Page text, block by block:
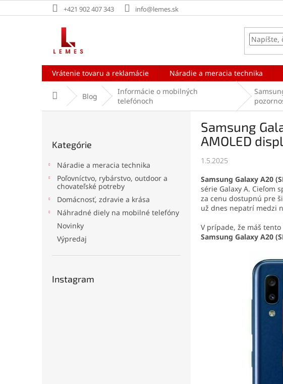
na
+421 902 407 343 info@lemes.sk
Vrátenie tovaru a reklamácie Náradie a meracia technika
DomovBlog
Informácie o mobilných
telefónoch
kategórie
Kategórie
Náradie a meracia technika
Poľovníctvo, rybárstvo, outdoor a
chovateľské potreby
Domácnosť, zdravie a krása
Náhradné diely na mobilné telefóny
Novinky
Výpredaj
Instagram
Samsung
AMOLED
1.5.2025
Samsung Galaxy A20
série Galaxy A. Cieľom
za cenu dostupnú pre
už dnes nepatrí medzi
V prípade, že máš
Samsung Galaxy A20